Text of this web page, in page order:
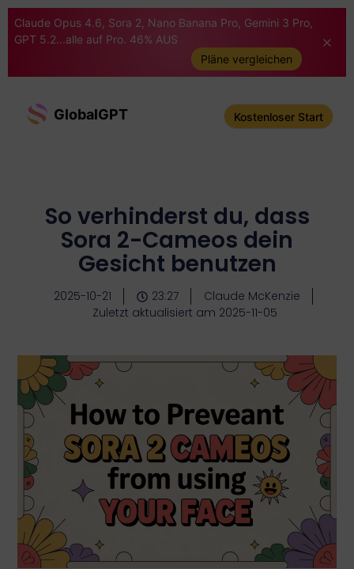
Claude Opus 4.6, Sora 2, Nano Banana Pro, Gemini 3 Pro,
GPT 5.2...alle auf Pro. 46% AUS
Pläne vergleichen
GlobalGPT Kostenloser Start
So verhinderst du, dass
Sora 2-Cameos dein
Gesicht benutzen
2025-10-21 23:27
Claude McKenzie
Zuletzt aktualisiert am 2025-11-05